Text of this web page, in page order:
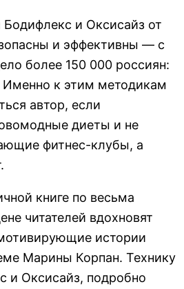
и Оксисайз от
и эффективны — с
более 150 000 россиян:
к этим методикам
автор, если
диеты и не
фитнес-клубы, а
книге по весьма
читателей вдохновят
истории
Марины Корпан. Технику
и Оксисайз, подробно